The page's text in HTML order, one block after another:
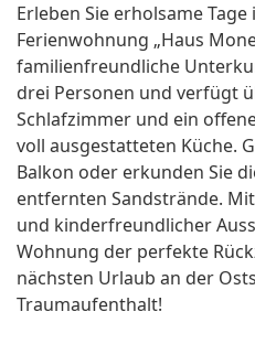
Erleben Sie erholsame
Ferienwohnung „Haus
familienfreundliche
drei Personen und verfügt
Schlafzimmer und ein
voll ausgestatteten Küche.
Balkon oder erkunden Sie
entfernten Sandstrände.
und kinderfreundlicher
Wohnung der perfekte
nächsten Urlaub an der
Traumaufenthalt!